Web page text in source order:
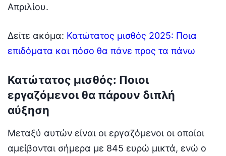
Απριλίου.
Δείτε ακόμα: Κατώτατος μισθός 2025: Ποια
επιδόματα και πόσο θα πάνε προς τα πάνω
Κατώτατος μισθός: Ποιοι
εργαζόμενοι θα πάρουν διπλή
αύξηση
Μεταξύ αυτών είναι οι εργαζόμενοι οι οποίοι
αμείβονται σήμερα με 845 ευρώ μικτά, ενώ ο